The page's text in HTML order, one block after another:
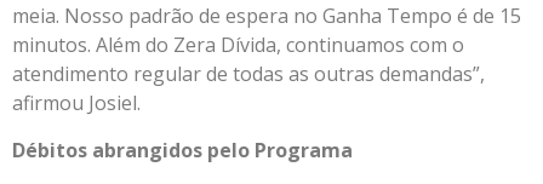
meia. Nosso padrão de espera no Ganha Tempo é de 15
minutos. Além do Zera Dívida, continuamos com o
atendimento regular de todas as outras demandas”,
afirmou Josiel.
Débitos abrangidos pelo Programa